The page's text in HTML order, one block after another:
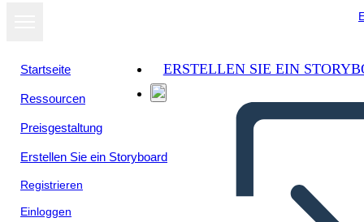
Startseite
Ressourcen
Preisgestaltung
Erstellen Sie ein Storyboard
Registrieren
Einloggen
ERSTELLEN SIE EIN